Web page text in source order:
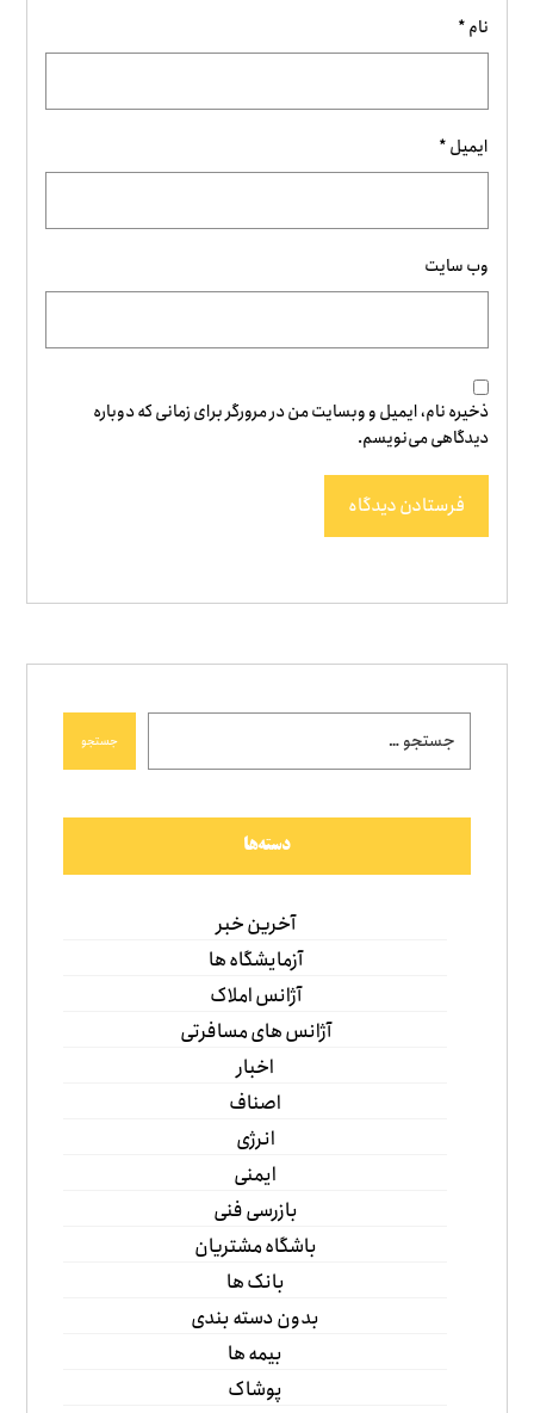
نام*
ایمیل*
وب‌ سایت
ذخیره نام، ایمیل و وبسایت من در مرورگر برای زمانی که دوباره
دیدگاهی می‌نویسم.
فرستادن دیدگاه
جستجو
دسته‌ها
آخرین خبر
آزمایشگاه ها
آژانس املاک
آژانس های مسافرتی
اخبار
اصناف
انرژی
ایمنی
بازرسی فنی
باشگاه مشتریان
بانک ها
بدون دسته بندی
بیمه ها
پوشاک